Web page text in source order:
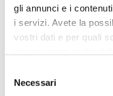
gli annunci e i
i servizi. Avete la
vostri dati e per quali
modificare o revocare
delNecessari
LIVELLO PATTINO
SCARPA